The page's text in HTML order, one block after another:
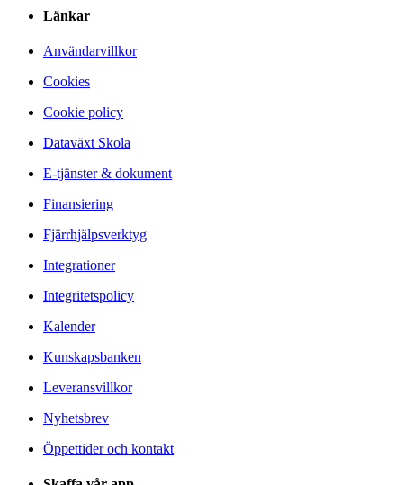
Länkar
Användarvillkor
Cookies
Cookie policy
Dataväxt Skola
E-tjänster & dokument
Finansiering
Fjärrhjälpsverktyg
Integrationer
Integritetspolicy
Kalender
Kunskapsbanken
Leveransvillkor
Nyhetsbrev
Öppettider och kontakt